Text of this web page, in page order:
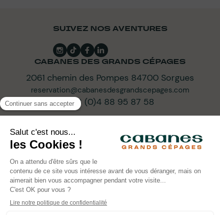
SUIVEZ NOS AVENTURES
CABANES DES GRANDS CÉPAGES
2061 chemin des Pompes 84700 Sorgues
reservation@cabanesdesgrandscepages.com
+33 (0)4 88 95 87 58
ABONNEZ-VOUS À NOTRE NEWSLETTER